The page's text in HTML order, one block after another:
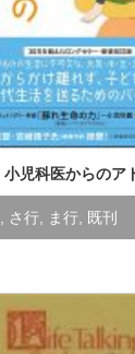
児科医からのア
さ行 ま行 既刊